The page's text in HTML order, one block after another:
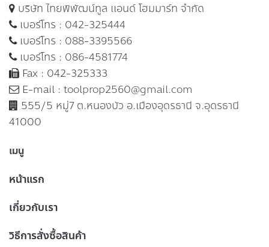
บริษัท ไทยพิพัฒน์ทูล แอนด์ โฮมมาร์ท จำกัด
เบอร์โทร : 042-325444
เบอร์โทร : 088-3395566
เบอร์โทร : 086-4581774
Fax : 042-325333
E-mail : toolprop2560@gmail.com
555/5 หมู่7 ต.หนองบัว อ.เมืองอุดรธานี จ.อุดรธานี
41000
เมนู
หน้าแรก
เกี่ยวกับเรา
วิธีการสั่งซื้อสินค้า